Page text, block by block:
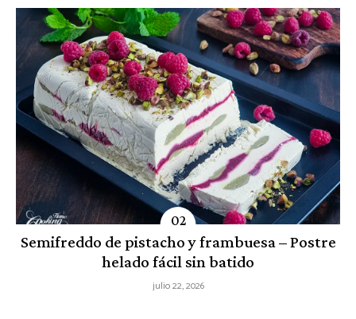
Semifreddo de pistacho y frambuesa – Postre
helado fácil sin batido
julio 22, 2026